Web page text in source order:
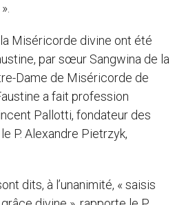
Miséricorde divine ont été
par sœur Sangwina de la
Dame de Miséricorde de
a fait profession
Pallotti, fondateur des
P. Alexandre Pietrzyk,
dits, à l’unanimité, « saisis